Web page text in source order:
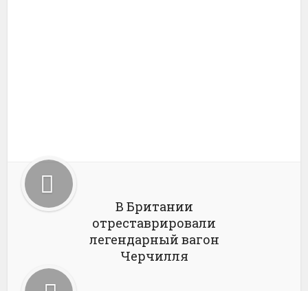
В Британии
отреставрировали
легендарный вагон
Черчилля